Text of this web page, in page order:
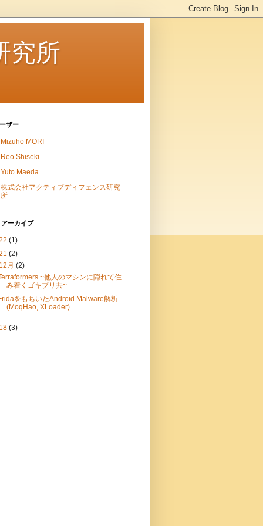
究所
ザー
Mizuho MORI
Reo Shiseki
Yuto Maeda
株式会社アクティブディフェンス研究
所
アーカイブ
(1)
(2)
12月(2)
~他人のマシンに隠れて住
み着くゴキブリ共~
をもちいたAndroid Malware解析
(MoqHao, XLoader)
(3)